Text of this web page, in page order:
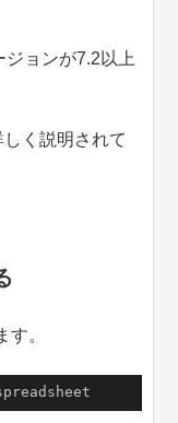
ョンが7.2以上
く説明されて
。